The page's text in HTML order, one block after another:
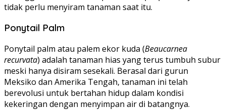
tidak perlu menyiram tanaman saat itu.
Ponytail Palm
Ponytail palm atau palem ekor kuda (Beaucarnea
recurvata) adalah tanaman hias yang terus tumbuh subur
meski hanya disiram sesekali. Berasal dari gurun
Meksiko dan Amerika Tengah, tanaman ini telah
berevolusi untuk bertahan hidup dalam kondisi
kekeringan dengan menyimpan air di batangnya.